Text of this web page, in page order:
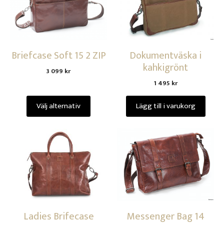
Briefcase Soft 15 2 ZIP
3 099 kr
Välj alternativ
Dokumentväska i
kahkigrönt
1 495 kr
Lägg till i varukorg
Ladies Brifecase Messenger Bag 14